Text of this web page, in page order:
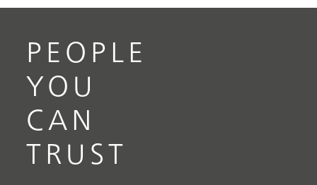
PEOPLE
YOU
CAN
TRUST